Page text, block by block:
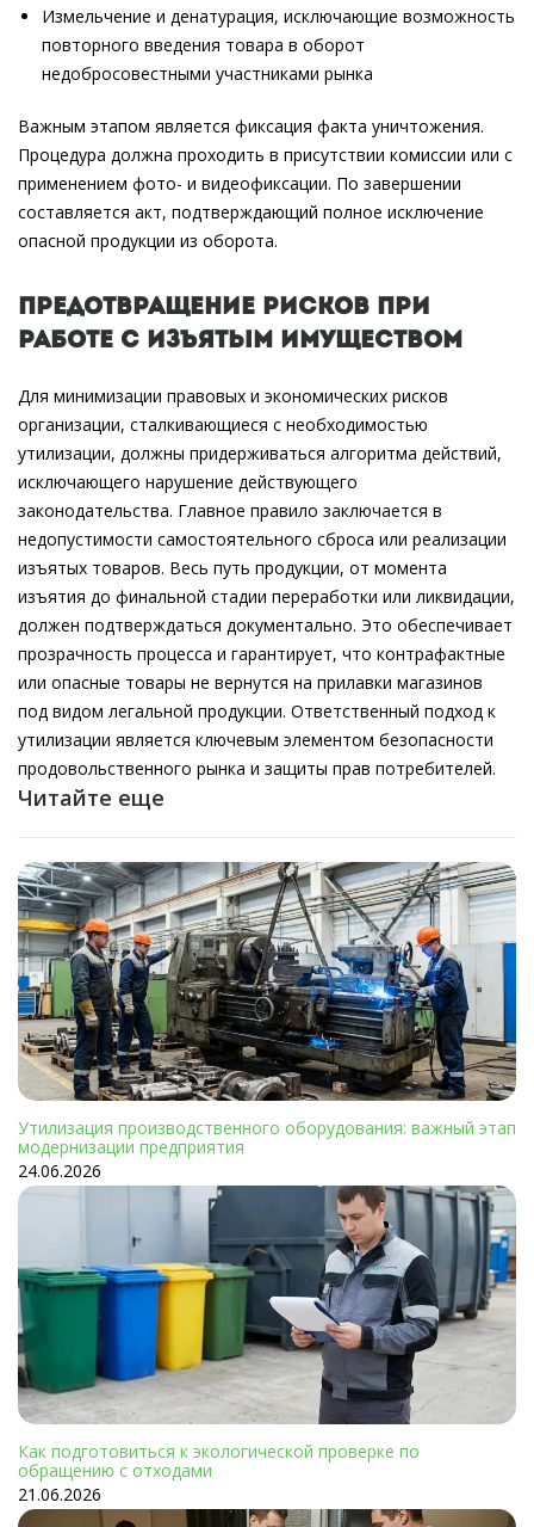
Измельчение и денатурация, исключающие возможность
повторного введения товара в оборот
недобросовестными участниками рынка
Важным этапом является фиксация факта уничтожения.
Процедура должна проходить в присутствии комиссии или с
применением фото- и видеофиксации. По завершении
составляется акт, подтверждающий полное исключение
опасной продукции из оборота.
Предотвращение рисков при
работе с изъятым имуществом
Для минимизации правовых и экономических рисков
организации, сталкивающиеся с необходимостью
утилизации, должны придерживаться алгоритма действий,
исключающего нарушение действующего
законодательства. Главное правило заключается в
недопустимости самостоятельного сброса или реализации
изъятых товаров. Весь путь продукции, от момента
изъятия до финальной стадии переработки или ликвидации,
должен подтверждаться документально. Это обеспечивает
прозрачность процесса и гарантирует, что контрафактные
или опасные товары не вернутся на прилавки магазинов
под видом легальной продукции. Ответственный подход к
утилизации является ключевым элементом безопасности
продовольственного рынка и защиты прав потребителей.
Читайте еще
Утилизация производственного оборудования: важный этап
модернизации предприятия
24.06.2026
Как подготовиться к экологической проверке по
обращению с отходами
21.06.2026